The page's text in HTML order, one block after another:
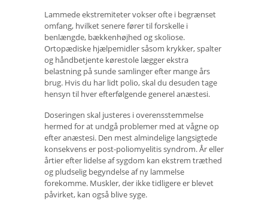
Lammede ekstremiteter vokser ofte i begrænset
omfang, hvilket senere fører til forskelle i
benlængde, bækkenhøjhed og skoliose.
Ortopædiske hjælpemidler såsom krykker, spalter
og håndbetjente kørestole lægger ekstra
belastning på sunde samlinger efter mange års
brug. Hvis du har lidt polio, skal du desuden tage
hensyn til hver efterfølgende generel anæstesi.
Doseringen skal justeres i overensstemmelse
hermed for at undgå problemer med at vågne op
efter anæstesi. Den mest almindelige langsigtede
konsekvens er post-poliomyelitis syndrom. År eller
årtier efter lidelse af sygdom kan ekstrem træthed
og pludselig begyndelse af ny lammelse
forekomme. Muskler, der ikke tidligere er blevet
påvirket, kan også blive syge.